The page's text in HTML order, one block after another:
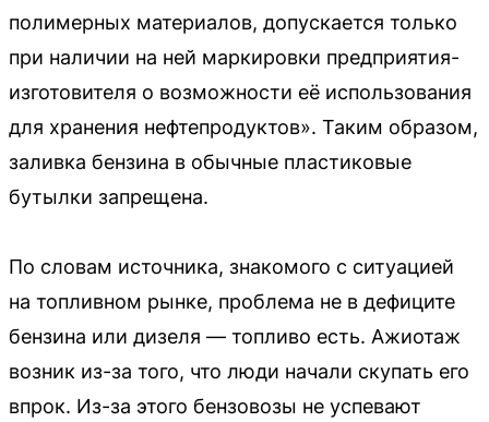
полимерных материалов, допускается только
при наличии на ней маркировки предприятия-
изготовителя о возможности её использования
для хранения нефтепродуктов». Таким образом,
заливка бензина в обычные пластиковые
бутылки запрещена.
По словам источника, знакомого с ситуацией
на топливном рынке, проблема не в дефиците
бензина или дизеля — топливо есть. Ажиотаж
возник из-за того, что люди начали скупать его
впрок. Из-за этого бензовозы не успевают